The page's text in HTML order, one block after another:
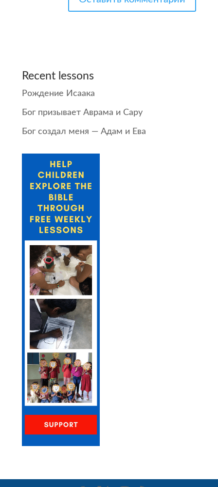
Recent lessons
Рождение Исаака
Бог призывает Аврама и Сару
Бог создал меня — Адам и Ева